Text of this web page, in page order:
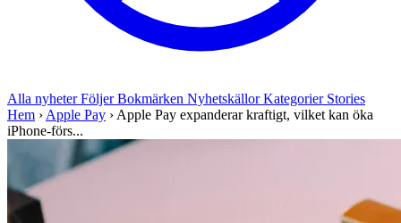
Alla nyheterFöljerBokmärken NyhetskällorKategorier Stories
Hem › Apple Pay › Apple Pay expanderar kraftigt, vilket kan öka
iPhone-förs...